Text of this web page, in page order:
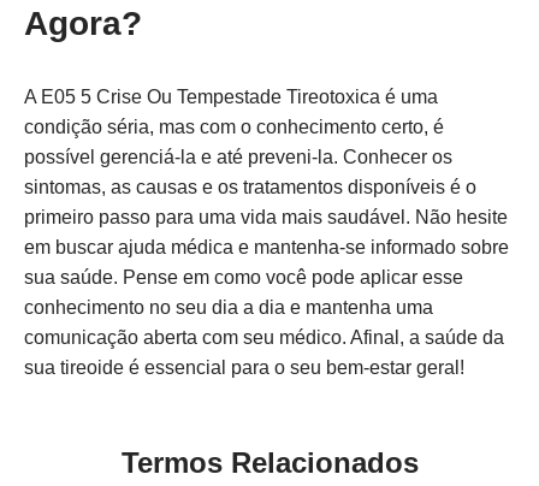
Agora?
A E05 5 Crise Ou Tempestade Tireotoxica é uma
condição séria, mas com o conhecimento certo, é
possível gerenciá-la e até preveni-la. Conhecer os
sintomas, as causas e os tratamentos disponíveis é o
primeiro passo para uma vida mais saudável. Não hesite
em buscar ajuda médica e mantenha-se informado sobre
sua saúde. Pense em como você pode aplicar esse
conhecimento no seu dia a dia e mantenha uma
comunicação aberta com seu médico. Afinal, a saúde da
sua tireoide é essencial para o seu bem-estar geral!
Termos Relacionados